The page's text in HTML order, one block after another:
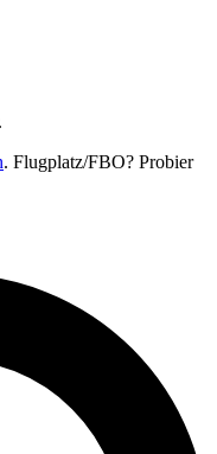
. Flugplatz/FBO? Probier